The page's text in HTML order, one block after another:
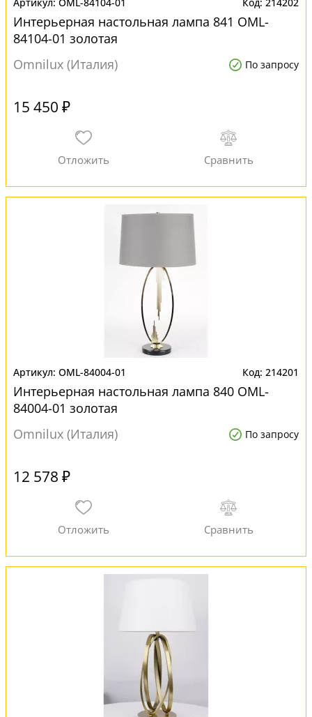
Интерьерная настольная лампа 841 OML-
84104-01 золотая
Omnilux (Италия)
По запросу
15 450 ₽
OML-84004-01 214201
Интерьерная настольная лампа 840 OML-
84004-01 золотая
Omnilux (Италия)
По запросу
12 578 ₽